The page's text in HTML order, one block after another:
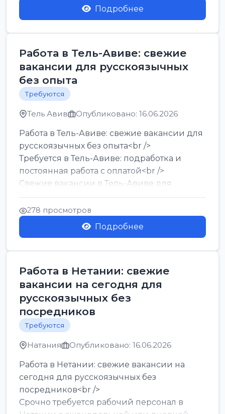
Подробнее
Работа в Тель-Авиве: свежие
вакансии для русскоязычных
без опыта
Требуются
Тель Авив Опубликовано: 16.06.2026
Работа в Тель-Авиве: свежие вакансии для
русскоязычных без опыта<br />
Требуется в Тель-Авиве: подработка и
постоянная работа с оплатой<br />
Свежие вакансии в Тель-Авиве для
мужчин и женщин от хозя...
278 просмотров
Подробнее
Работа в Нетании: свежие
вакансии на сегодня для
русскоязычных без
посредников
Требуются
Натания Опубликовано: 16.06.2026
Работа в Нетании: свежие вакансии на
сегодня для русскоязычных без
посредников<br />
Срочно требуется рабочий персонал в